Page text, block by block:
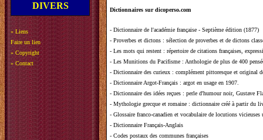
DIVERS
» Liens
Faire un lien
» Copyright
» Contact
Dictionnaires sur dicoperso.com
- Dictionnaire de l'académie française - Septième édition (1877)
- Proverbes et dictons : sélection de proverbes et de dictons
- Les mots qui restent : répertoire de citations françaises,
- Les Munitions du Pacifisme : Anthologie de plus de 400
- Dictionnaire des curieux : complément pittoresque et original
- Dictionnaire Argot-Français : argot en usage en 1907.
- Dictionnaire des idées reçues : perle d'humour noir, Gustave
- Mythologie grecque et romaine : dictionnaire créé à partir du
- Glossaire franco-canadien et vocabulaire de locutions vicieuses
- Dictionnaire Français-Anglais
- Codes postaux des communes françaises